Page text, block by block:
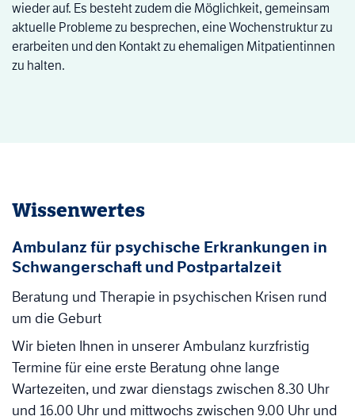
wieder auf. Es besteht zudem die Möglichkeit, gemeinsam
aktuelle Probleme zu besprechen, eine Wochenstruktur zu
erarbeiten und den Kontakt zu ehemaligen Mitpatientinnen
zu halten.
Wissenwertes
Ambulanz für psychische Erkrankungen in
Schwangerschaft und Postpartalzeit
Beratung und Therapie in psychischen Krisen rund
um die Geburt
Wir bieten Ihnen in unserer Ambulanz kurzfristig
Termine für eine erste Beratung ohne lange
Wartezeiten, und zwar dienstags zwischen 8.30 Uhr
und 16.00 Uhr und mittwochs zwischen 9.00 Uhr und